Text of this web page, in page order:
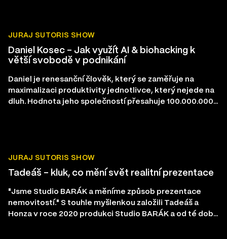
JURAJ SUTORIS SHOW
Daniel Kosec – Jak využít AI & biohacking k
větší svobodě v podnikání
Daniel je renesanční člověk, který se zaměřuje na
maximalizaci produktivity jednotlivce, který nejede na
dluh. Hodnota jeho společností přesahuje 100.000.000
JURAJ SUTORIS SHOW
Tadeáš – kluk, co mění svět realitní prezentace
"Jsme Studio BARÁK a měníme způsob prezentace
nemovitostí." S touhle myšlenkou založili Tadeáš a
Honza v roce 2020 produkci Studio BARÁK a od té doby